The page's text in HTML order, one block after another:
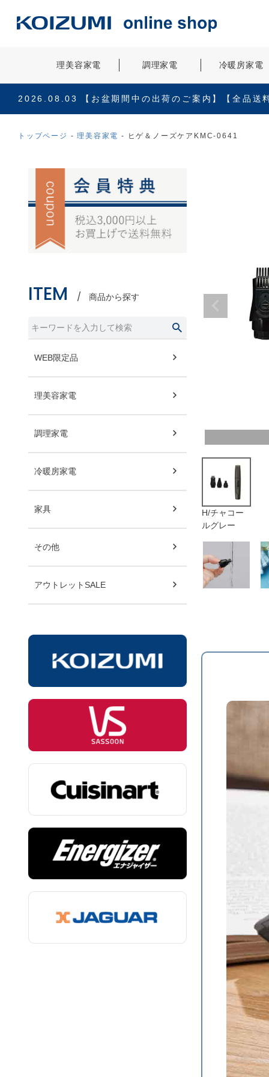
理美容家電 調理家電 冷暖房家電
2026.08.03 【お盆期間中の出荷のご案内】【全品送
トップページ 理美容家電 ヒゲ＆ノーズケアKMC-0641
ITEM 商品から探す
WEB限定品
理美容家電
調理家電
冷暖房家電
家具
その他
アウトレットSALE
H/チャコー
ルグレー